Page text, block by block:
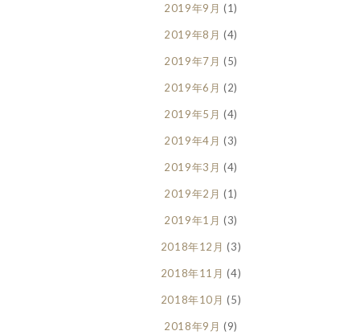
2019年9月 (1)
2019年8月 (4)
2019年7月 (5)
2019年6月 (2)
2019年5月 (4)
2019年4月 (3)
2019年3月 (4)
2019年2月 (1)
2019年1月 (3)
2018年12月 (3)
2018年11月 (4)
2018年10月 (5)
2018年9月 (9)